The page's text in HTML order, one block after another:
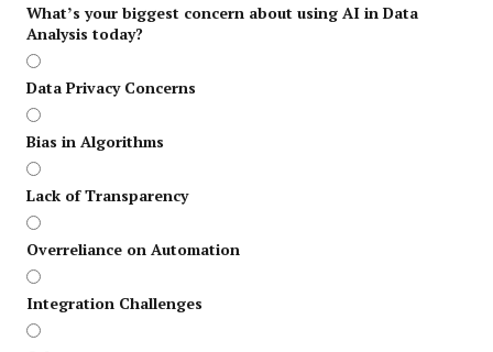
What’s your biggest concern about using AI in Data
Analysis today?
Data Privacy Concerns
Bias in Algorithms
Lack of Transparency
Overreliance on Automation
Integration Challenges